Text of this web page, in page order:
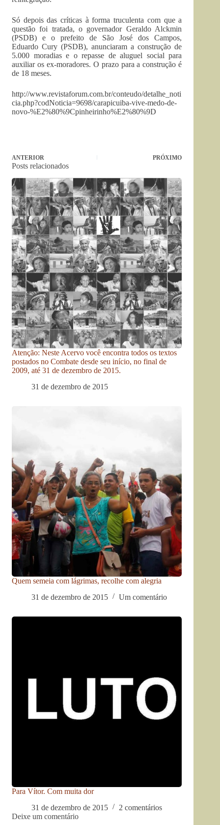
Só depois das críticas à forma truculenta com que a
questão foi tratada, o governador Geraldo Alckmin
(PSDB) e o prefeito de São José dos Campos,
Eduardo Cury (PSDB), anunciaram a construção de
5.000 moradias e o repasse de aluguel social para
auxiliar os ex-moradores. O prazo para a construção é
de 18 meses.
http://www.revistaforum.com.br/conteudo/detalhe_noti
cia.php?codNoticia=9698/carapicuiba-vive-medo-de-
novo-%E2%80%9Cpinheirinho%E2%80%9D
ANTERIOR PRÓXIMO
Posts relacionados
Atenção: Neste Acervo você encontra todos os textos
postados no Combate desde seu início, no final de
2009, até 31 de dezembro de 2015.
31 de dezembro de 2015
Quem semeia com lágrimas, recolhe com alegria
31 de dezembro de 2015
Um comentário
Para Vítor. Com muita dor
31 de dezembro de 2015
2 comentários
Deixe um comentário